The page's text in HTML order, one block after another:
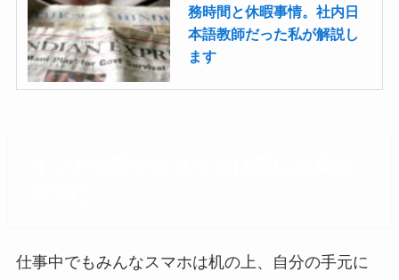
務時間と休暇事情。社内日
本語教師だった私が解説し
ます
仕事中でもみんなスマホは机の上、自分の手元に